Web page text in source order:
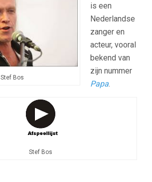
Stef Bos
is een
Nederlandse
zanger en
acteur, vooral
bekend van
zijn nummer
Papa.
Stef Bos